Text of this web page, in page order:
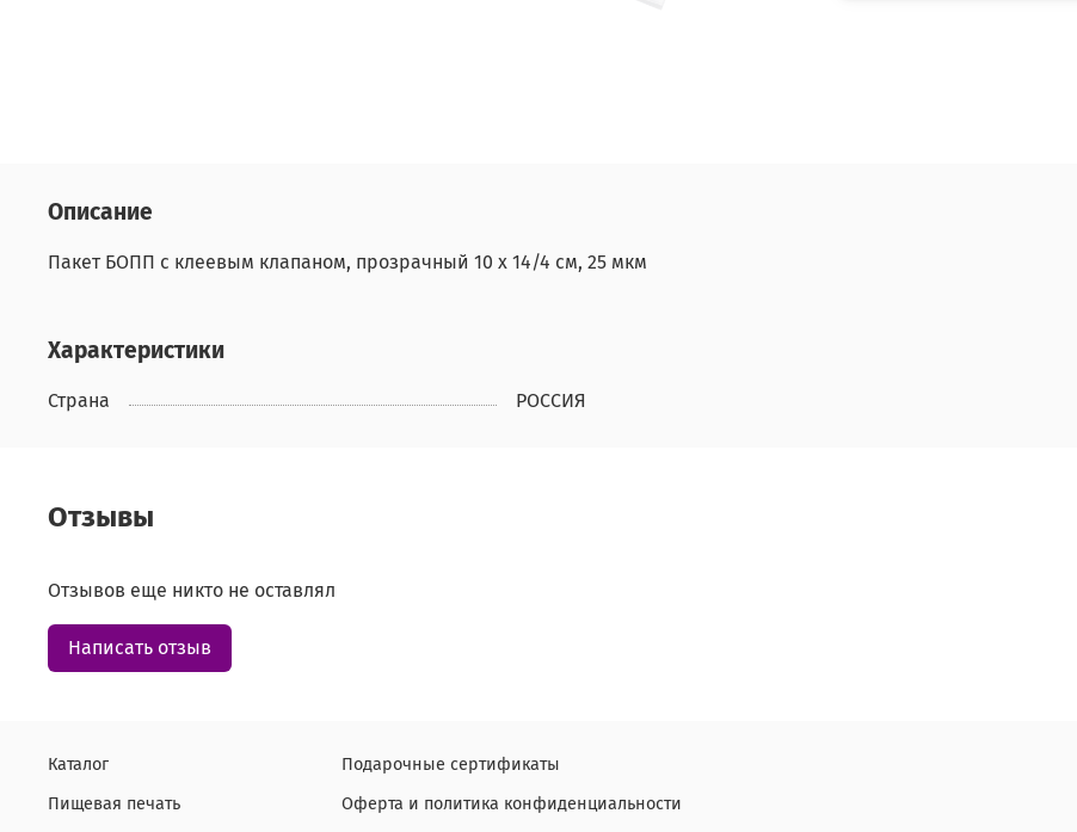
Описание
Пакет БОПП с клеевым клапаном, прозрачный 10 х 14/4 см, 25 мкм
Характеристики
Страна РОССИЯ
Отзывы
Отзывов еще никто не оставлял
Написать отзыв
Каталог
Пищевая печать
Подарочные сертификаты
Оферта и политика конфиденциальности